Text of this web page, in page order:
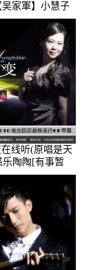
家軍】小慧子
次
线听(原唱是天
乐陶陶[有事暂
次